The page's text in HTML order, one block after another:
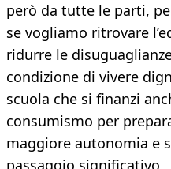
però da tutte le parti,
se vogliamo ritrovare
ridurre le
condizione di vivere
scuola che si finanzi
consumismo per
maggiore autonomia e
passaggio significativo.